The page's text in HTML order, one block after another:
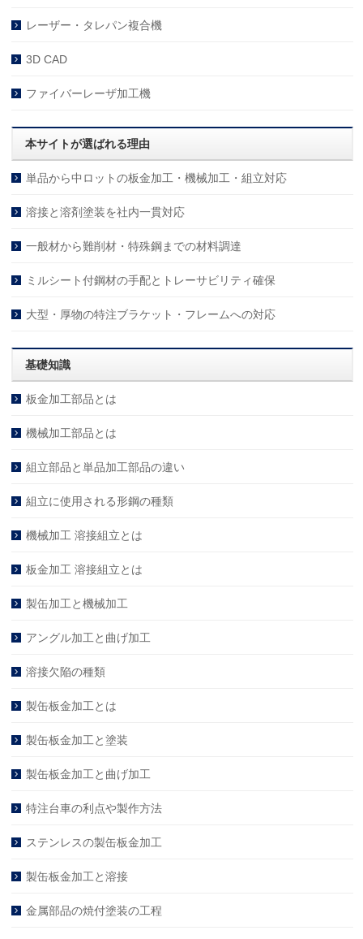
レーザー・タレパン複合機
3D CAD
ファイバーレーザ加工機
本サイトが選ばれる理由
単品から中ロットの板金加工・機械加工・組立対応
溶接と溶剤塗装を社内一貫対応
一般材から難削材・特殊鋼までの材料調達
ミルシート付鋼材の手配とトレーサビリティ確保
大型・厚物の特注ブラケット・フレームへの対応
基礎知識
板金加工部品とは
機械加工部品とは
組立部品と単品加工部品の違い
組立に使用される形鋼の種類
機械加工 溶接組立とは
板金加工 溶接組立とは
製缶加工と機械加工
アングル加工と曲げ加工
溶接欠陥の種類
製缶板金加工とは
製缶板金加工と塗装
製缶板金加工と曲げ加工
特注台車の利点や製作方法
ステンレスの製缶板金加工
製缶板金加工と溶接
金属部品の焼付塗装の工程